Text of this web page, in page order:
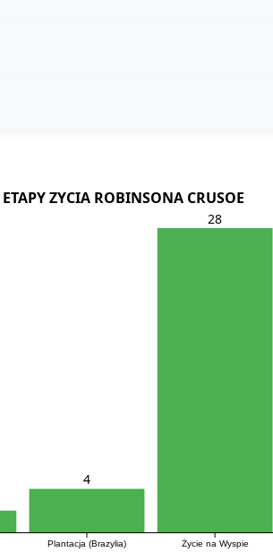
ZYCIA ROBINSONA CRUSOE
Plantacja (Brazylia) Życie na Wyspie
4
28